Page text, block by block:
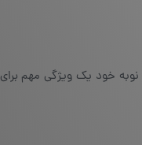
خود یک ویژگی مهم برای